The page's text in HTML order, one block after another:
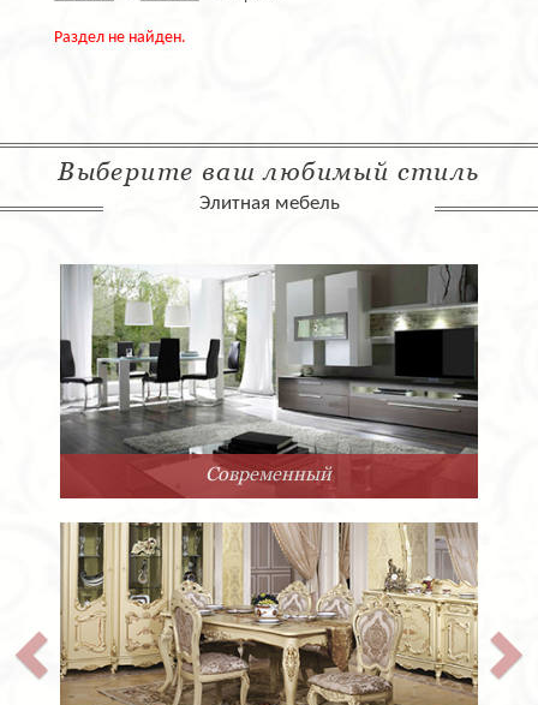
Раздел не найден.
Выберите ваш любимый стиль
Элитная мебель
Современный